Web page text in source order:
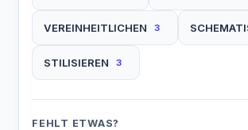
VEREINHEITLICHEN 3
STILISIEREN 3
FEHLT ETWAS?